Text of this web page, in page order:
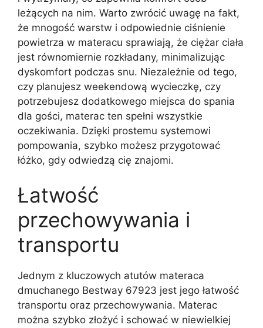
leżących na nim. Warto zwrócić uwagę na fakt,
że mnogość warstw i odpowiednie ciśnienie
powietrza w materacu sprawiają, że ciężar ciała
jest równomiernie rozkładany, minimalizując
dyskomfort podczas snu. Niezależnie od tego,
czy planujesz weekendową wycieczkę, czy
potrzebujesz dodatkowego miejsca do spania
dla gości, materac ten spełni wszystkie
oczekiwania. Dzięki prostemu systemowi
pompowania, szybko możesz przygotować
łóżko, gdy odwiedzą cię znajomi.
Łatwość
przechowywania i
transportu
Jednym z kluczowych atutów materaca
dmuchanego Bestway 67923 jest jego łatwość
transportu oraz przechowywania. Materac
można szybko złożyć i schować w niewielkiej